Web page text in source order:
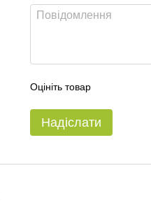
Оцініть товар
Надіслати